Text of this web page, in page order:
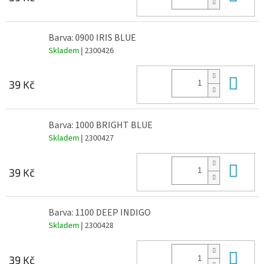
Barva: 0900 IRIS BLUE
Skladem | 2300426
39 Kč
Barva: 1000 BRIGHT BLUE
Skladem | 2300427
39 Kč
Barva: 1100 DEEP INDIGO
Skladem | 2300428
39 Kč